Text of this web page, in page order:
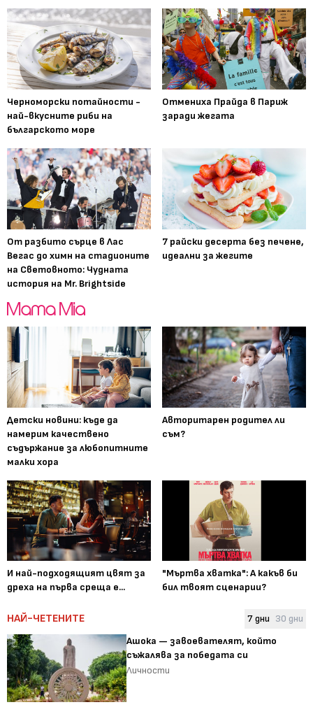
Черноморски потайности -
най-вкусните риби на
българското море
Отмениха Прайда в Париж
заради жегата
От разбито сърце в Лас
Вегас до химн на стадионите
на Световното: Чудната
история на Mr. Brightside
7 райски десерта без печене,
идеални за жегите
Детски новини: къде да
намерим качествено
съдържание за любопитните
малки хора
Авторитарен родител ли
съм?
И най-подходящият цвят за
дреха на първа среща е...
"Мъртва хватка": А какъв би
бил твоят сценарии?
НАЙ-ЧЕТЕНИТЕ 7 дни 30 дни
Ашока — завоевателят, който
съжалява за победата си
Личности